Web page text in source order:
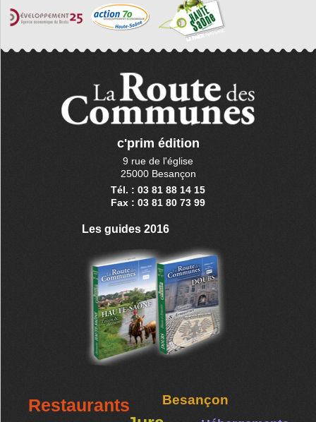
c'prim édition
9 rue de l'église
25000 Besançon
Tél. : 03 81 88 14 15
Fax : 03 81 80 73 99
Les guides 2016
Restaurants Besançon